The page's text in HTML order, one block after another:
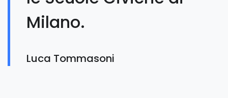
Milano.
Luca Tommasoni